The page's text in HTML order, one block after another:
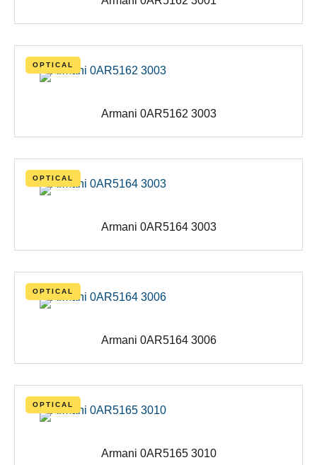
OPTICAL
Armani 0AR5162 3003
OPTICAL
Armani 0AR5164 3003
OPTICAL
Armani 0AR5164 3006
OPTICAL
Armani 0AR5165 3010